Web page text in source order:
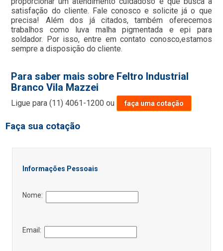
satisfação do cliente. Fale conosco e solicite já o que
precisa! Além dos já citados, também oferecemos
trabalhos como luva malha pigmentada e epi para
soldador. Por isso, entre em contato conosco,estamos
sempre a disposição do cliente.
Para saber mais sobre Feltro Industrial
Branco Vila Mazzei
Ligue para(11) 4061-1200 ou faça uma cotação
Faça sua cotação
Informações Pessoais
Nome:
Email: